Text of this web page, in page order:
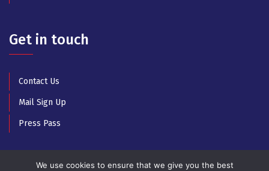
Get in touch
Contact Us
Mail Sign Up
Press Pass
We use cookies to ensure that we give you the best